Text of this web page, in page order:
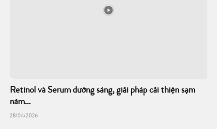
Retinol và Serum dưỡng sáng, giải pháp cải thiện sạm
nám...
28/04/2026